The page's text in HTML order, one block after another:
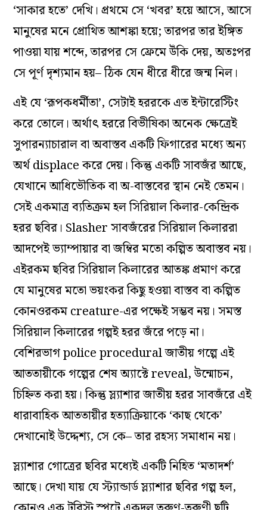
‘সাকার হতে’ দেখি। প্রথমে সে ‘খবর’ হয়ে আসে, আসে
মানুষের মনে প্রোথিত আশঙ্কা হয়ে; তারপর তার ইঙ্গিত
পাওয়া যায় শব্দে, তারপর সে ফ্রেমে উঁকি দেয়, অতঃপর
সে পূর্ণ দৃশ্যমান হয়– ঠিক যেন ধীরে ধীরে জন্ম নিল।
এই যে ‘রূপকধর্মীতা’, সেটাই হররকে এত ইন্টারেস্টিং
করে তোলে। অর্থাৎ হররে বিভীষিকা অনেক ক্ষেত্রেই
সুপারন্যাচারাল বা অবাস্তব একটি ফিগারের মধ্যে অন্য
অর্থ displace করে দেয়। কিন্তু একটি সাবজঁর আছে,
যেখানে আধিভৌতিক বা অ-বাস্তবের স্থান নেই তেমন।
সেই একমাত্র ব্যতিক্রম হল সিরিয়াল কিলার-কেন্দ্রিক
হরর ছবির। Slasher সাবজঁরের সিরিয়াল কিলাররা
আদপেই ভ্যাম্পায়ার বা জম্বির মতো কল্পিত অবাস্তব নয়।
এইরকম ছবির সিরিয়াল কিলারের আতঙ্ক প্রমাণ করে
যে মানুষের মতো ভয়ংকর কিছু হওয়া বাস্তব বা কল্পিত
কোনওরকম creature-এর পক্ষেই সম্ভব নয়। সমস্ত
সিরিয়াল কিলারের গল্পই হরর জঁরে পড়ে না।
বেশিরভাগ police procedural জাতীয় গল্পে এই
আততায়ীকে গল্পের শেষ অ্যাক্টে reveal, উন্মোচন,
চিহ্নিত করা হয়। কিন্তু স্ল্যাশার জাতীয় হরর সাবজঁরে এই
ধারাবাহিক আততায়ীর হত্যাক্রিয়াকে ‘কাছ থেকে’
দেখানোই উদ্দেশ্য, সে কে– তার রহস্য সমাধান নয়।
স্ল্যাশার গোত্রের ছবির মধ্যেই একটি নিহিত ‘মতাদর্শ’
আছে। দেখা যায় যে স্ট্যান্ডার্ড স্ল্যাশার ছবির গল্প হল,